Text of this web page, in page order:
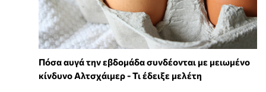
Πόσα αυγά την εβδομάδα συνδέονται με μειωμένο
κίνδυνο Αλτσχάιμερ - Τι έδειξε μελέτη